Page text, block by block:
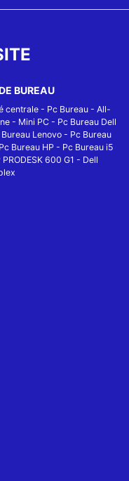
BUREAU
centrale- Pc Bureau - All-
- Mini PC - Pc Bureau Dell
Bureau Lenovo- Pc Bureau
Pc Bureau HP - Pc Bureau i5
PRODESK 600 G1 - Dell